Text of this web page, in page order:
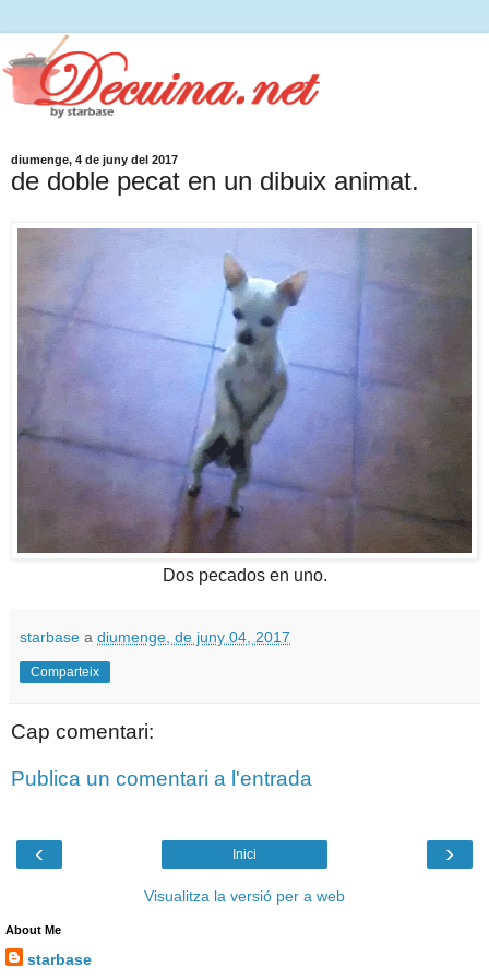
diumenge, 4 de juny del 2017
de doble pecat en un dibuix animat.
Dos pecados en uno.
starbase a diumenge, de juny 04, 2017
Comparteix
Cap comentari:
Publica un comentari a l'entrada
‹ ›
Inici
Visualitza la versió per a web
About Me
starbase